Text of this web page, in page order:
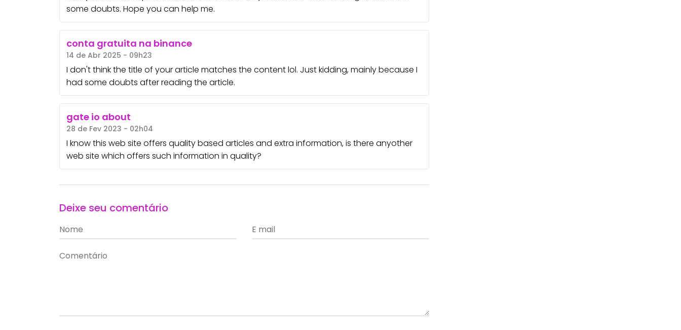
some doubts. Hope you can help me.
conta gratuita na binance
14 de Abr 2025 - 09h23
I don't think the title of your article matches the content lol. Just kidding, mainly because I
had some doubts after reading the article.
gate io about
28 de Fev 2023 - 02h04
I know this web site offers quality based articles and extra information, is there anyother
web site which offers such information in quality?
Deixe seu comentário